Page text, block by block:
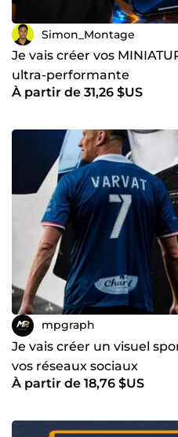
Simon_Montage
Je vais créer vos
ultra-performante
À partir de 31,26 $US
mpgraph
Je vais créer un visuel
vos réseaux sociaux
À partir de 18,76 $US